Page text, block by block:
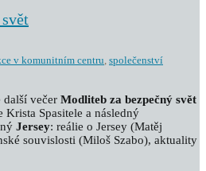
v komunitním centru, společenství
další večer Modliteb za bezpečný svět
Krista Spasitele a následný
Jersey: reálie o Jersey (Matěj
souvislosti (Miloš Szabo), aktuality